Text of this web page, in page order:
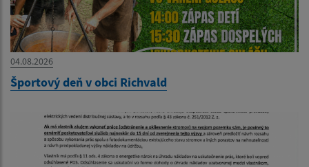
04.08.2026
Športový deň v obci Richvald